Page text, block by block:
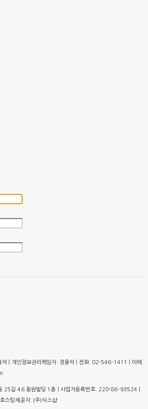
석 | 개인정보관리책임자: 정용석 | 전화: 02-546-1411 | 이메
25길 46 동원빌딩 1층 | 사업자등록번호: 220-86-93524
스팅제공자: (주)식스샵